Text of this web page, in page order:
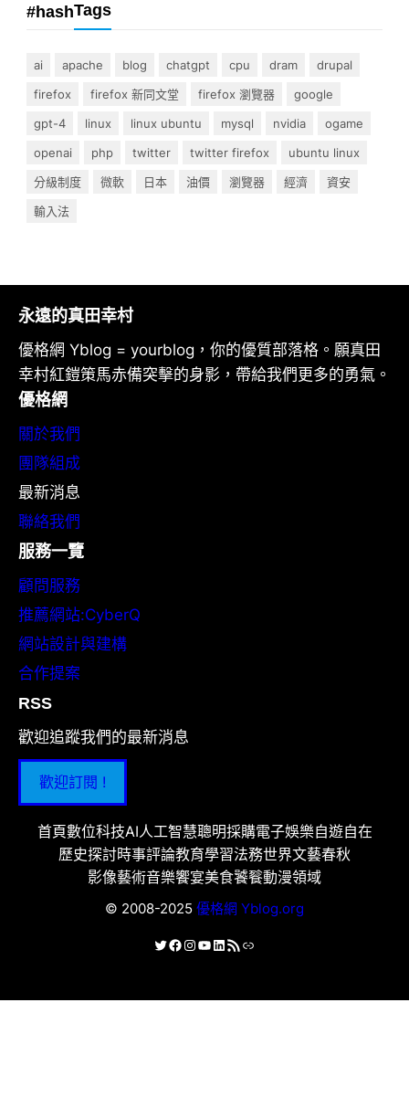
#hashTags
ai apache blog chatgpt cpu dram
drupal
firefox
firefox 新同文堂 firefox 瀏覽器
google
gpt-4
linux linux ubuntu mysql nvidia
ogame
openai
php twitter twitter firefox
ubuntu linux
分級制度
微軟 日本 油價 瀏覽器 經濟
資安
輸入法
永遠的真田幸村
優格網 Yblog = yourblog，你的優質部落格。願真田
幸村紅鎧策馬赤備突擊的身影，帶給我們更多的勇氣。
優格網
關於我們
團隊組成
最新消息
聯絡我們
服務一覽
顧問服務
推薦網站:CyberQ
網站設計與建構
合作提案
RSS
歡迎追蹤我們的最新消息
歡迎訂閱 !
首頁數位科技AI人工智慧聰明採購電子娛樂自遊自在
歷史探討時事評論教育學習法務世界文藝春秋
影像藝術音樂饗宴美食饕餮動漫領域
© 2008-2025 優格網 Yblog.org
X Facebook
Instagram
YouTube
LinkedIn
RSS 資訊提供連結